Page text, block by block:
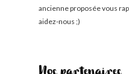
ancienne proposée vous
aidez-nous ;)